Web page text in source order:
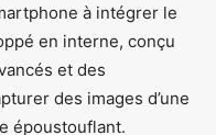
à intégrer le
en interne, conçu
et des
des images d’une
époustouflant.